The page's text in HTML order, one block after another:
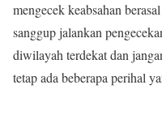
mengecek keabsahan
sanggup jalankan
diwilayah terdekat dan
tetap ada beberapa perihal